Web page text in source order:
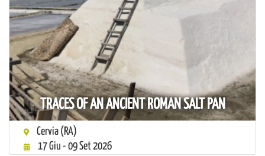
TRACES OF AN ANCIENT ROMAN SALT PAN
Cervia (RA)
17 Giu - 09 Set 2026